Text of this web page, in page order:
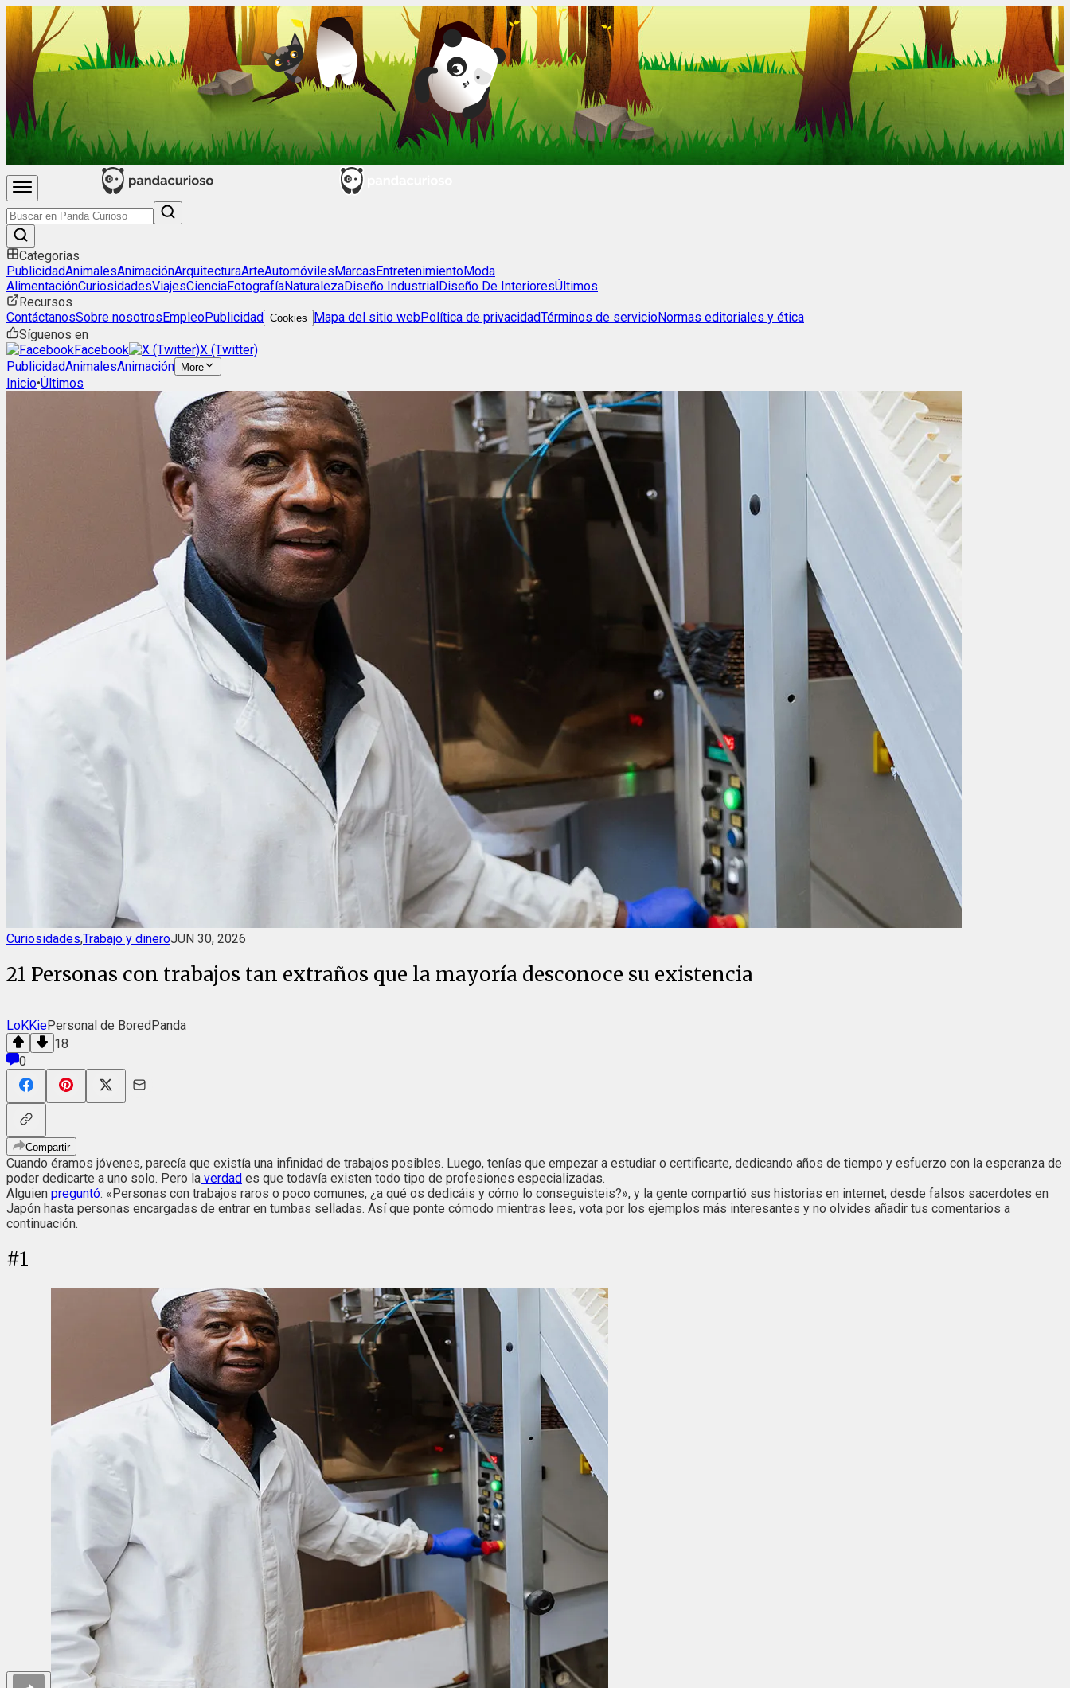
Categorías
PublicidadAnimalesAnimaciónArquitecturaArteAutomóvilesMarcasEntretenimientoModa
AlimentaciónCuriosidadesViajesCienciaFotografíaNaturalezaDiseño IndustrialDiseño De InterioresÚltimos
Recursos
ContáctanosSobre nosotrosEmpleoPublicidad Cookies Mapa del sitio webPolítica de privacidadTérminos de servicioNormas editoriales y ética
Síguenos en
Facebook
X (Twitter)
PublicidadAnimalesAnimación More
Inicio•Últimos
Curiosidades,Trabajo y dineroJUN 30, 2026
21 Personas con trabajos tan extraños que la mayoría desconoce su existencia
LoKKiePersonal de BoredPanda
18
0
Compartir
Cuando éramos jóvenes, parecía que existía una infinidad de trabajos posibles. Luego, tenías que empezar a estudiar o certificarte, dedicando años de tiempo y esfuerzo con la esperanza de
poder dedicarte a uno solo. Pero la verdad es que todavía existen todo tipo de profesiones especializadas.
Alguien preguntó: «Personas con trabajos raros o poco comunes, ¿a qué os dedicáis y cómo lo conseguisteis?», y la gente compartió sus historias en internet, desde falsos sacerdotes en
Japón hasta personas encargadas de entrar en tumbas selladas. Así que ponte cómodo mientras lees, vota por los ejemplos más interesantes y no olvides añadir tus comentarios a
continuación.
#1